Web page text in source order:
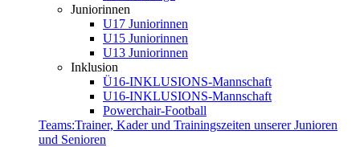
Juniorinnen
U17 Juniorinnen
U15 Juniorinnen
U13 Juniorinnen
Inklusion
Ü16-INKLUSIONS-Mannschaft
U16-INKLUSIONS-Mannschaft
Powerchair-Football
Teams:Trainer, Kader und Trainingszeiten unserer Junioren
und Senioren